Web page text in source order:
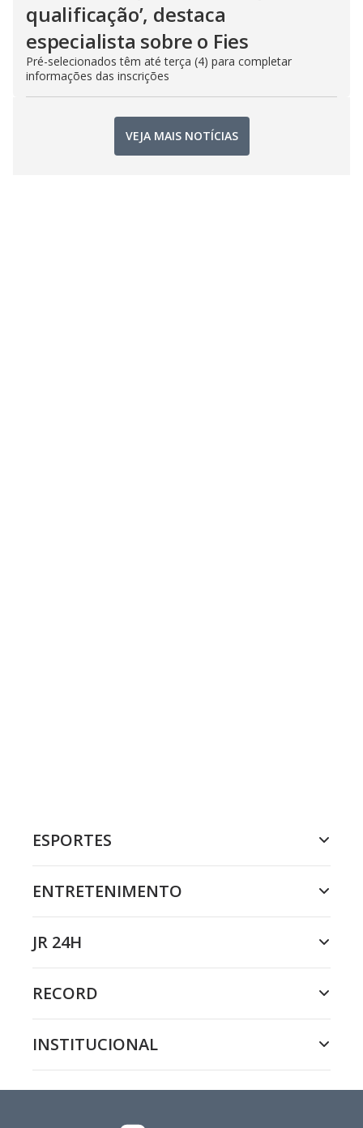
qualificação’, destaca
especialista sobre o Fies
Pré-selecionados têm até terça (4) para completar
informações das inscrições
VEJA MAIS NOTÍCIAS
ESPORTES
ENTRETENIMENTO
JR 24H
RECORD
INSTITUCIONAL